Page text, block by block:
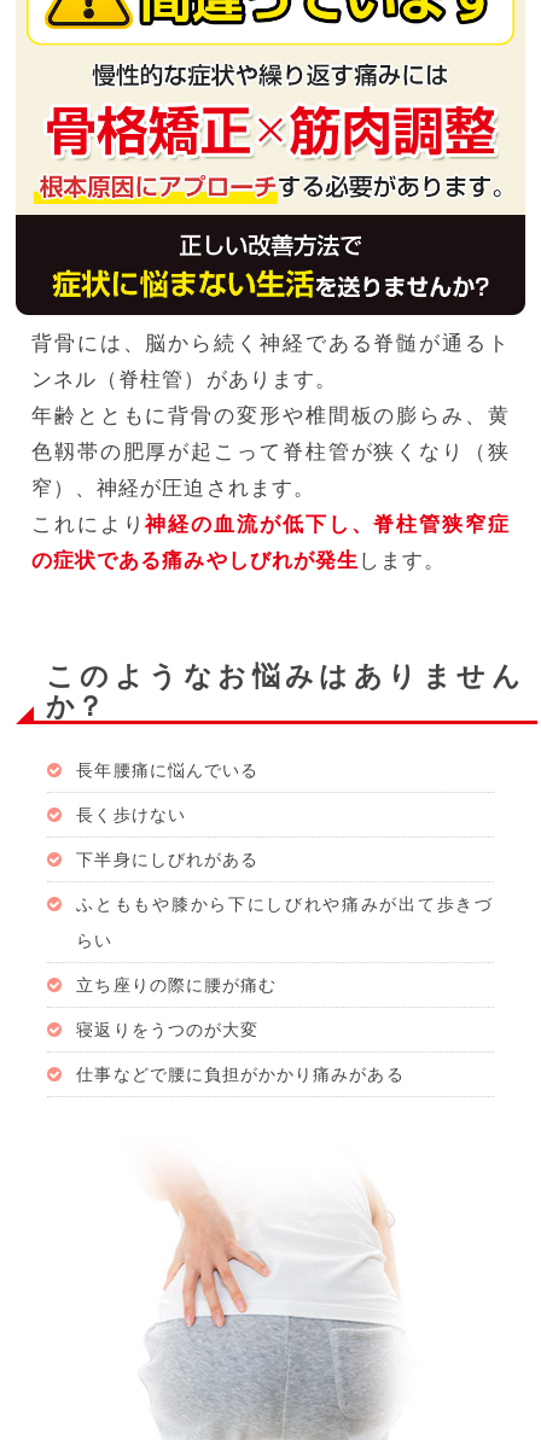
背骨には、脳から続く神経である脊髄が通るト
ンネル（脊柱管）があります。
年齢とともに背骨の変形や椎間板の膨らみ、黄
色靱帯の肥厚が起こって脊柱管が狭くなり（狭
窄）、神経が圧迫されます。
これにより神経の血流が低下し、脊柱管狭窄症
の症状である痛みやしびれが発生 します。
このようなお悩みはありません
か？
長年腰痛に悩んでいる
長く歩けない
下半身にしびれがある
ふとももや膝から下にしびれや痛みが出て歩きづ
らい
立ち座りの際に腰が痛む
寝返りをうつのが大変
仕事などで腰に負担がかかり痛みがある